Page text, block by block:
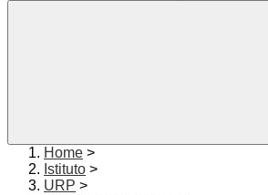
Home >
Istituto >
URP >